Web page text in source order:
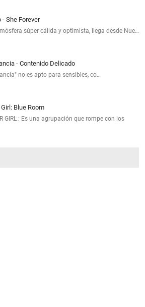
- She Forever
súper cálida y optimista, llega desde Nue…
- Contenido Delicado
no es apto para sensibles, co…
Blue Room
GIRL : Es una agrupación que rompe con los